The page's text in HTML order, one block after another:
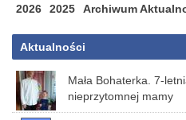
2026 2025 Archiwum
Aktualności
Mała Bohaterka. 7-
nieprzytomnej mamy